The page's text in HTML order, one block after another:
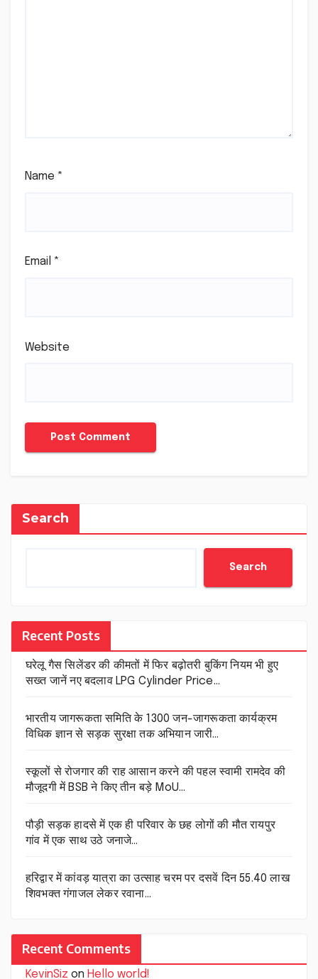
Name *
Email *
Website
Search
Search
Recent Posts
घरेलू गैस सिलेंडर की कीमतों में फिर बढ़ोतरी बुकिंग नियम भी हुए
सख्त जानें नए बदलाव LPG Cylinder Price…
भारतीय जागरूकता समिति के 1300 जन-जागरूकता कार्यक्रम
विधिक ज्ञान से सड़क सुरक्षा तक अभियान जारी…
स्कूलों से रोजगार की राह आसान करने की पहल स्वामी रामदेव की
मौजूदगी में BSB ने किए तीन बड़े MoU…
पौड़ी सड़क हादसे में एक ही परिवार के छह लोगों की मौत रायपुर
गांव में एक साथ उठे जनाजे…
हरिद्वार में कांवड़ यात्रा का उत्साह चरम पर दसवें दिन 55.40 लाख
शिवभक्त गंगाजल लेकर रवाना…
Recent Comments
KevinSiz on Hello world!